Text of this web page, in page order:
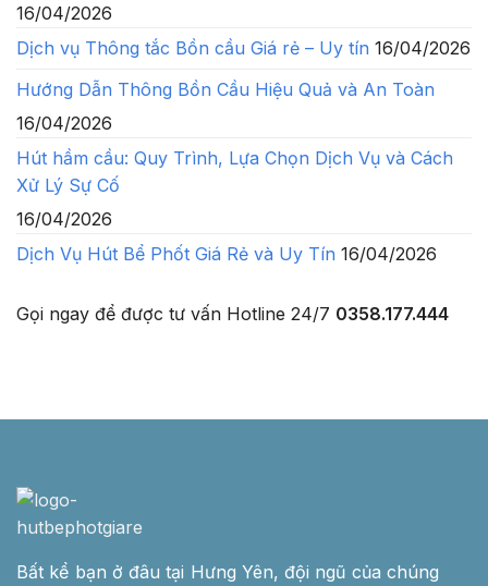
16/04/2026
Dịch vụ Thông tắc Bồn cầu Giá rẻ – Uy tín 16/04/2026
Hướng Dẫn Thông Bồn Cầu Hiệu Quả và An Toàn
16/04/2026
Hút hầm cầu: Quy Trình, Lựa Chọn Dịch Vụ và Cách
Xử Lý Sự Cố
16/04/2026
Dịch Vụ Hút Bể Phốt Giá Rẻ và Uy Tín 16/04/2026
Gọi ngay để được tư vấn Hotline 24/7 0358.177.444
Bất kể bạn ở đâu tại Hưng Yên, đội ngũ của chúng